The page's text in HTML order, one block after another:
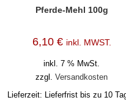
Pferde-Mehl 100g
6,10 € inkl. MWST.
inkl. 7 % MwSt.
zzgl. Versandkosten
Lieferzeit: Lieferfrist bis zu 10